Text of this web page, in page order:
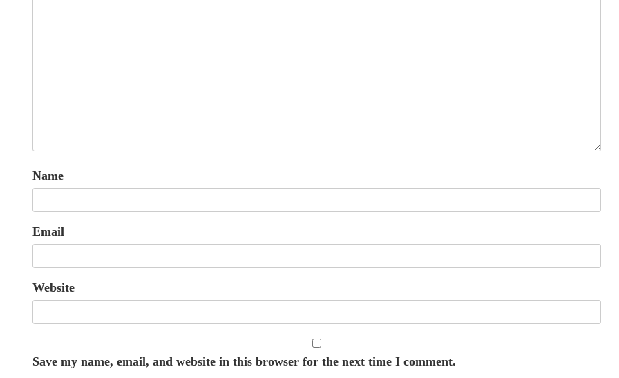
Name
Email
Website
Save my name, email, and website in this browser for the next time I comment.